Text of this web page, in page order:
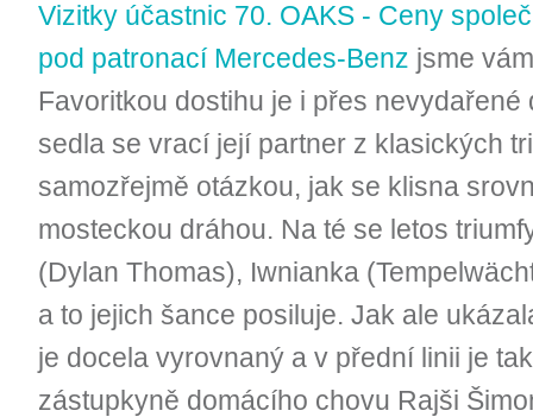
Vizitky účastnic 70. OAKS - Ceny
pod patronací Mercedes-Benz jsme
Favoritkou dostihu je i přes
sedla se vrací její partner z klasických
samozřejmě otázkou, jak se klisna
mosteckou dráhou. Na té se letos
(Dylan Thomas), Iwnianka
a to jejich šance posiluje. Jak ale
je docela vyrovnaný a v přední linii je
zástupkyně domácího chovu Rajši